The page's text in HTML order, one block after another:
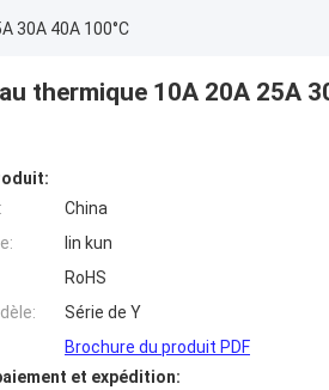
30A 40A 100°C
thermique 10A 20A 25A
China
lin kun
RoHS
Série de Y
Brochure du produit PDF
et expédition: